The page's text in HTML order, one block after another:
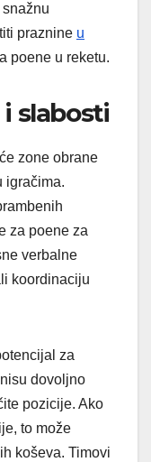
praznine u
poene u reketu.
slabosti
zone obrane
igračima.
za poene za
verbalne
koordinaciju
za
dovoljno
pozicije. Ako
to može
koševa. Timovi